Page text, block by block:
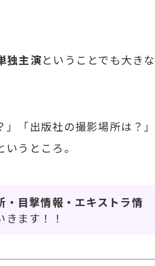
独主演ということでも大きな
「出版社の撮影場所は？」
うところ。
・目撃情報・エキストラ情
きます！！